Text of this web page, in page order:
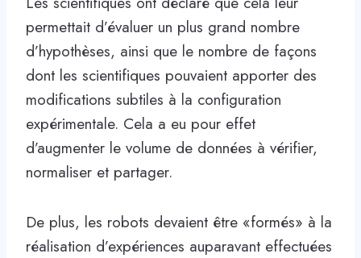
permettait d’évaluer un plus grand nombre
d’hypothèses, ainsi que le nombre de façons
dont les scientifiques pouvaient apporter des
modifications subtiles à la configuration
expérimentale. Cela a eu pour effet
d’augmenter le volume de données à vérifier,
normaliser et partager.
De plus, les robots devaient être «formés» à la
réalisation d’expériences auparavant effectuées